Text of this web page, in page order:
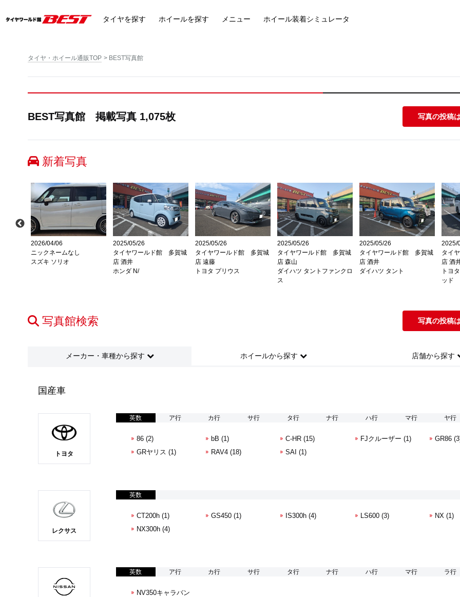
タイヤを探す ホイールを探す メニュー ホイール装着シミュレータ
タイヤ・ホイール通販TOP BEST写真館
BEST写真館 掲載写真 1,075枚 写真の投稿
新着写真
2026/04/06
ニックネームなし
スズキ ソリオ
2025/05/26
タイヤワールド館 多賀城
店 酒井
ホンダ N/
2025/05/26
タイヤワールド館 多賀城
店 遠藤
トヨタ プリウス
2025/05/26
タイヤワールド館 多賀城
店 森山
ダイハツ タントファンクロ
ス
2025/05/26
タイヤワールド館 多賀城
店 酒井
ダイハツ タント
2025/
タイ
店 酒
トヨ
ッド
写真館検索 写真の投稿
メーカー・車種から探す
国産車
トヨタ
英数 ア行 カ行 サ行 タ行 ナ行 ハ行 マ行 ヤ行
86 (2) bB (1) C-HR (15) FJクルーザー (1)
GR86
GRヤリス (1)
RAV4 (18) SAI (1)
レクサス
英数
CT200h (1) GS450 (1) IS300h (4) LS600 (3)
NX (1)
NX300h (4)
英数 ア行 カ行 サ行 タ行 ナ行 ハ行 マ行 ラ行
NV350キャラバン
ホイールから探す 店舗から探す